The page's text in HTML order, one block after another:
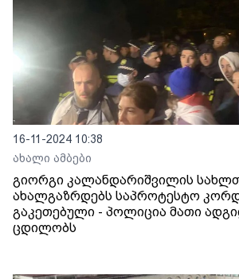
16-11-2024 10:38
ახალი ამბები
გიორგი კალანდარიშვილის
ახალგაზრდებს საპროტესტო
გაკეთებული - პოლიცია მათი
ცდილობს